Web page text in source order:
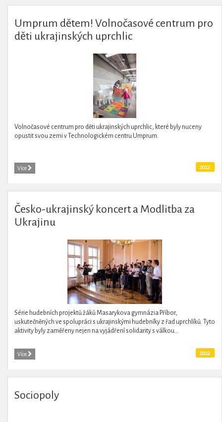
Umprum dětem! Volnočasové centrum pro
děti ukrajinských uprchlic
Volnočasové centrum pro děti ukrajinských uprchlic, které byly nuceny
opustit svou zemi v Technologickém centru Umprum.
Více 2022
Česko-ukrajinský koncert a Modlitba za
Ukrajinu
Série hudebních projektů žáků Masarykova gymnázia Příbor,
uskutečněných ve spolupráci s ukrajinskými hudebníky z řad uprchlíků. Tyto
aktivity byly zaměřeny nejen na vyjádření solidarity s válkou...
Více 2022
Sociopoly